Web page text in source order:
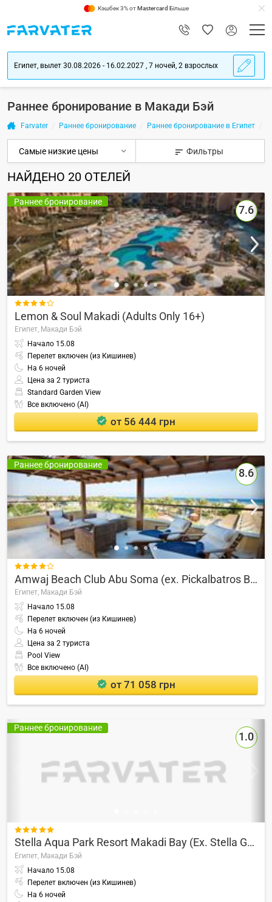
Кэшбек 3% отMastercard Більше
Египет, вылет 30.08.2026 - 16.02.2027 , 7 ночей, 2 взрослых
Раннее бронирование в Макади Бэй
Farvater Раннее бронирование Раннее бронирование в Египет
Фильтры
НАЙДЕНО 20 ОТЕЛЕЙ
Раннее бронирование
7.6

Lemon & Soul Makadi (Adults Only 16+)
Египет, Макади Бэй
Начало 15.08
Перелет включен (из Кишинев)
На 6 ночей
Цена за 2 туриста
Standard Garden View
Все включено (AI)
от 56 444 грн
Раннее бронирование
8.6

Amwaj Beach Club Abu Soma (ex. Pickalbatros Beach Club Abu Soma)
Египет, Макади Бэй
Начало 15.08
Перелет включен (из Кишинев)
На 6 ночей
Цена за 2 туриста
Pool View
Все включено (AI)
от 71 058 грн
Раннее бронирование
1.0

Stella Aqua Park Resort Makadi Bay (Ex. Stella Gardens)
Египет, Макади Бэй
Начало 15.08
Перелет включен (из Кишинев)
На 6 ночей